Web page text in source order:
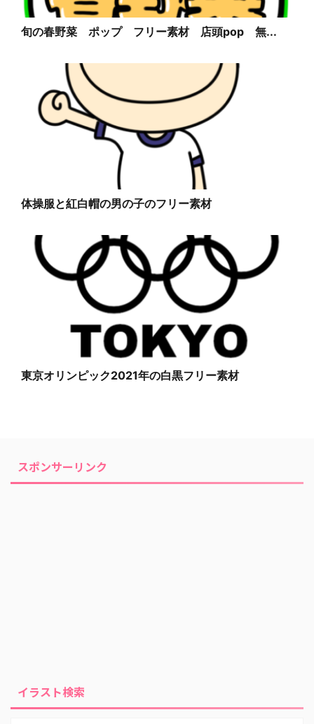
旬の春野菜 ポップ フリー素材 店頭pop 無...
体操服と紅白帽の男の子のフリー素材
東京オリンピック2021年の白黒フリー素材
スポンサーリンク
イラスト検索